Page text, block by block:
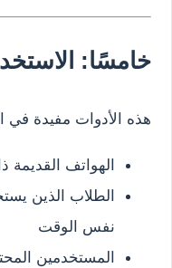
خامسًا:
هذه الأدوات مفيدة في
الهواتف القديمة
الطلاب الذين
نفس الوقت
المستخدمين